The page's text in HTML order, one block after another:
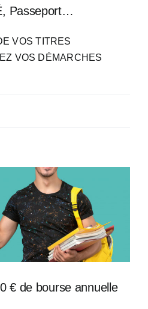
Passeport…
VOS TITRES
VOS DÉMARCHES
€ de bourse annuelle